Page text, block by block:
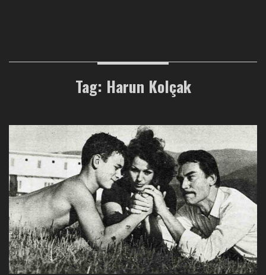
Tag: Harun Kolçak